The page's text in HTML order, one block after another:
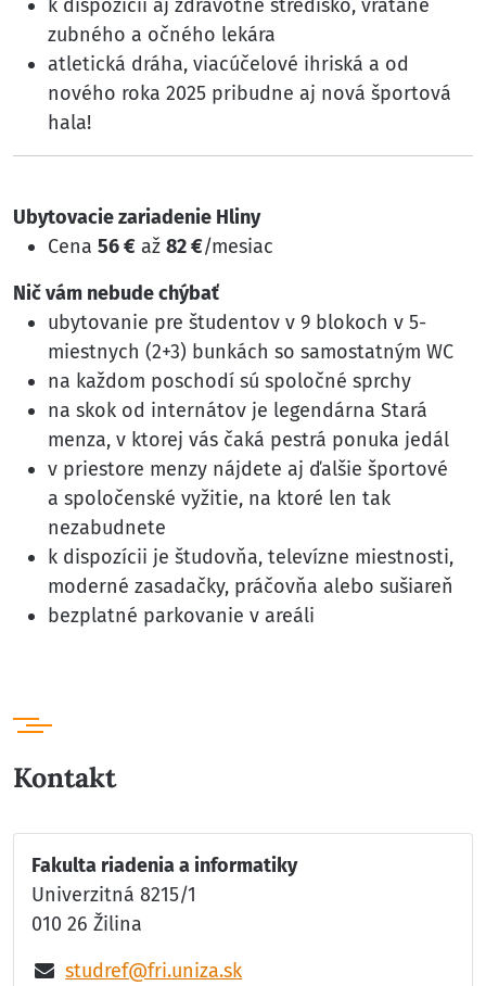
k dispozícii aj zdravotné stredisko, vrátane
zubného a očného lekára
atletická dráha, viacúčelové ihriská a od
nového roka 2025 pribudne aj nová športová
hala!
Ubytovacie zariadenie Hliny
Cena 56 € až 82 €/mesiac
Nič vám nebude chýbať
ubytovanie pre študentov v 9 blokoch v 5-
miestnych (2+3) bunkách so samostatným WC
na každom poschodí sú spoločné sprchy
na skok od internátov je legendárna Stará
menza, v ktorej vás čaká pestrá ponuka jedál
v priestore menzy nájdete aj ďalšie športové
a spoločenské vyžitie, na ktoré len tak
nezabudnete
k dispozícii je študovňa, televízne miestnosti,
moderné zasadačky, práčovňa alebo sušiareň
bezplatné parkovanie v areáli
Kontakt
Fakulta riadenia a informatiky
Univerzitná 8215/1
010 26 Žilina
studref@fri.uniza.sk